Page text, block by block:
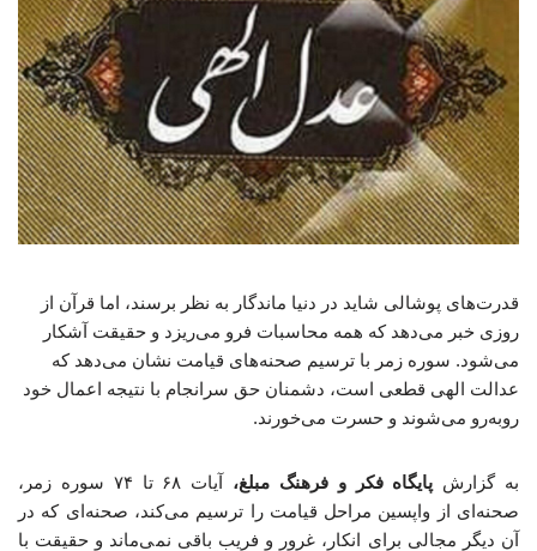
قدرت‌های پوشالی شاید در دنیا ماندگار به نظر برسند، اما قرآن از
روزی خبر می‌دهد که همه محاسبات فرو می‌ریزد و حقیقت آشکار
می‌شود. سوره زمر با ترسیم صحنه‌های قیامت نشان می‌دهد که
عدالت الهی قطعی است، دشمنان حق سرانجام با نتیجه اعمال خود
روبه‌رو می‌شوند و حسرت می‌خورند.
به گزارش پایگاه فکر و فرهنگ مبلغ،
آیات ۶۸ تا ۷۴ سوره زمر،
صحنه‌ای از واپسین مراحل قیامت را ترسیم می‌کند، صحنه‌ای که در
آن دیگر مجالی برای انکار، غرور و فریب باقی نمی‌ماند و حقیقت با